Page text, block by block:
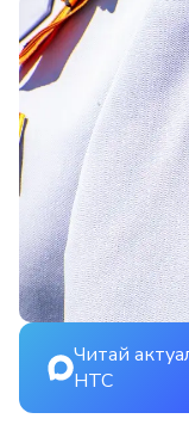
Читай
НТС